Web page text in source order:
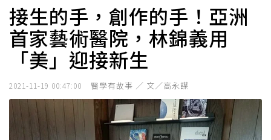
接生的手，創作的手！亞洲
首家藝術醫院，林錦義用
「美」迎接新生
2021-11-19 00:47:00 醫學有故事 ／ 文／高永謀